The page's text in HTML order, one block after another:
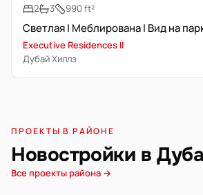
2
3 990 ft²
Executive Residences II
Дубай Хиллз
ПРОЕКТЫ В РАЙОНЕ
Новостройки в
Все проекты района →